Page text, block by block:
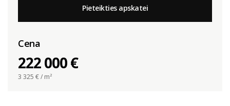
Pieteikties apskatei
Cena
222 000 €
3 325 € / m²